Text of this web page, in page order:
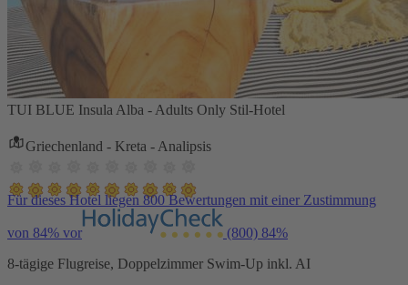
TUI BLUE Insula Alba - Adults Only Stil-Hotel
Griechenland - Kreta - Analipsis
Für dieses Hotel liegen 800 Bewertungen mit einer Zustimmung
von 84% vor (800) 84%
8-tägige Flugreise, Doppelzimmer Swim-Up inkl. AI